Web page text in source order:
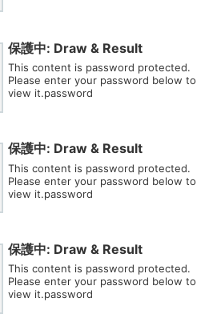
保護中: Draw & Result
This content is password protected.
Please enter your password below to
view it.password
保護中: Draw & Result
This content is password protected.
Please enter your password below to
view it.password
保護中: Draw & Result
This content is password protected.
Please enter your password below to
view it.password